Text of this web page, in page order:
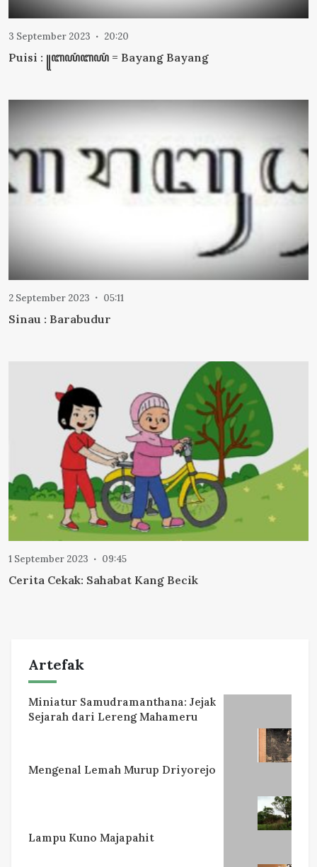
3 September 2023 20:20
Puisi : ꧋ꦧꦪꦁꦧꦪꦁ = Bayang Bayang
2 September 2023 05:11
Sinau : Barabudur
1 September 2023 09:45
Cerita Cekak: Sahabat Kang Becik
Artefak
Miniatur Samudramanthana: Jejak
Sejarah dari Lereng Mahameru
Mengenal Lemah Murup Driyorejo
Lampu Kuno Majapahit